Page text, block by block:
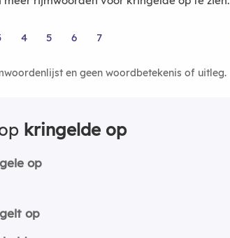
4 5 6 7
en geen woordbetekenis of uitleg.
kringelde op
op
op